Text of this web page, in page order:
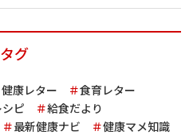
タグ
健康レター
食育レター
ピ
給食だより
最新健康ナビ
健康マメ知識